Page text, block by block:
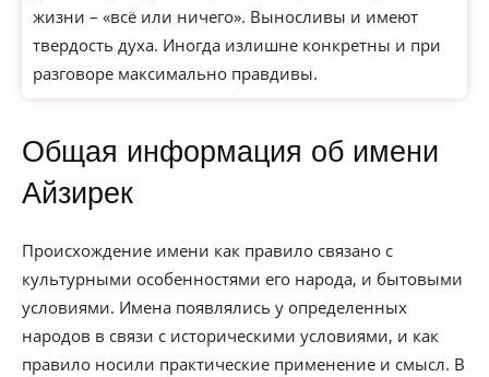
жизни – «всё или ничего». Выносливы и имеют
твердость духа. Иногда излишне конкретны и при
разговоре максимально правдивы.
Общая информация об имени
Айзирек
Происхождение имени как правило связано с
культурными особенностями его народа, и бытовыми
условиями. Имена появлялись у определенных
народов в связи с историческими условиями, и как
правило носили практические применение и смысл. В